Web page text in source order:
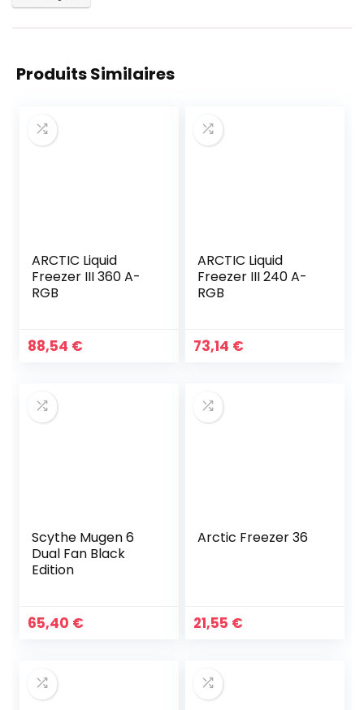
Produits Similaires
ARCTIC Liquid
Freezer III 360 A-
RGB
88,54 €
ARCTIC Liquid
Freezer III 240 A-
RGB
73,14 €
Scythe Mugen 6
Dual Fan Black
Edition
65,40 €
Arctic Freezer 36
21,55 €